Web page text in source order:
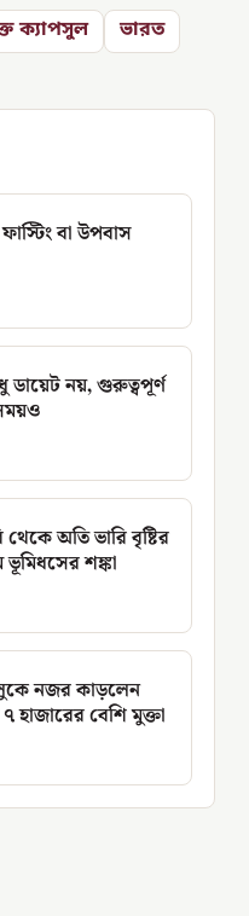
ক্যাপসুল ভারত
বা উপবাস
নয়, গুরুত্বপূর্ণ
থেকে অতি ভারি বৃষ্টির
ভূমিধসের শঙ্কা
নজর কাড়লেন
হাজারের বেশি মুক্তা